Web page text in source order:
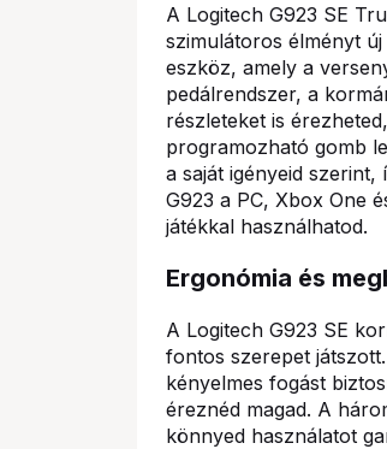
A Logitech G923 SE
szimulátoros élményt
eszköz, amely a
pedálrendszer, a
részleteket is
programozható gomb
a saját igényeid
G923 a PC, Xbox One
játékkal használhatod.
Ergonómia és
A Logitech G923 SE
fontos szerepet
kényelmes fogást
éreznéd magad. A
könnyed használatot